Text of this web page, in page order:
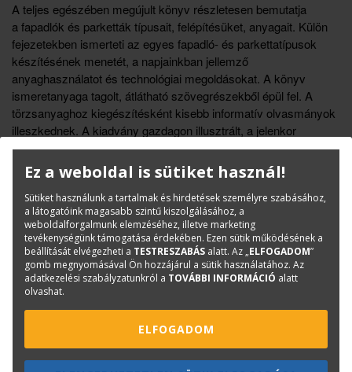
A teljes egészében megújult könyv részletesen bemutatja
a fapadlók és parketták típusait, felépítésüket, anyagait. Külön
fejezetekben ismerteti az egyes fapadló- és parkettatípusok
készítésének menetét, a napjainkban jellemző
anyaghasználatot és technológiai megoldásokat. A könyv
ismeretanyaga tagolt, átlátható szövegrészekből épül fel. A
törzsanyaghoz kiegészítésként kisebb informatív olvasmányok
illeszkednek. A kiadvány gazdagon illusztrált, a jelenkor
igényeinek megfelelve részletgazdag fotók, rajzok,
axonometrikus ábrák találhatóak benne. Újszerű feladattípus a
hibás, helytelen megoldások felismerésére, elkerülésére való
ösztönzés.
Könyvinfó
Kategóriák
Építőipar
Tankönyv
B/5
Kötészet:
kartonált, ragasztókötött
Ez a weboldal is sütiket használ!
Sütiket használunk a tartalmak és hirdetések személyre szabásához,
a látogatóink magasabb szintű kiszolgálásához, a
weboldalforgalmunk elemzéséhez, illetve marketing
tevékenységünk támogatása érdekében. Ezen sütik működésének a
beállítását elvégezheti a TESTRESZABÁS alatt. Az „ELFOGADOM”
gomb megnyomásával Ön hozzájárul a sütik használatához. Az
adatkezelési szabályzatunkról a TOVÁBBI INFORMÁCIÓ alatt
olvashat.
ELFOGADOM